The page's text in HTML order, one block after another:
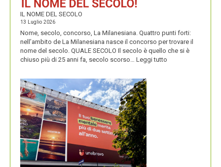
IL NOME DEL SECOLO
13 Luglio 2026
Nome, secolo, concorso, La Milanesiana. Quattro punti forti:
nell’ambito de La Milanesiana nasce il concorso per trovare il
nome del secolo. QUALE SECOLO Il secolo è quello che si è
chiuso più di 25 anni fa, secolo scorso… Leggi tutto